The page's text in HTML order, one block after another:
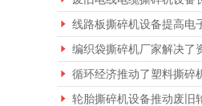
线路板撕碎机设备提高电
编织袋撕碎机厂家解决了
循环经济推动了塑料撕碎
轮胎撕碎机设备推动废旧